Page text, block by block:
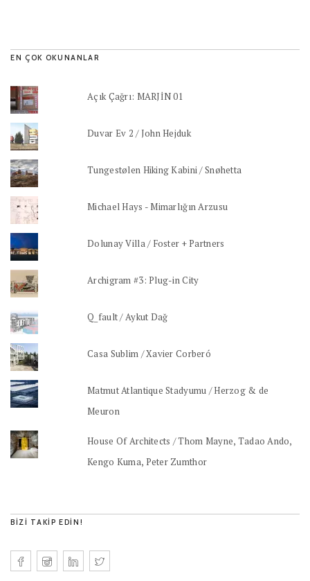
EN ÇOK OKUNANLAR
Açık Çağrı: MARJİN 01
Duvar Ev 2 / John Hejduk
Tungestølen Hiking Kabini / Snøhetta
Michael Hays - Mimarlığın Arzusu
Dolunay Villa / Foster + Partners
Archigram #3: Plug-in City
Q_fault / Aykut Dağ
Casa Sublim / Xavier Corberó
Matmut Atlantique Stadyumu / Herzog & de
Meuron
House Of Architects / Thom Mayne, Tadao Ando,
Kengo Kuma, Peter Zumthor
BIZI TAKIP EDIN!